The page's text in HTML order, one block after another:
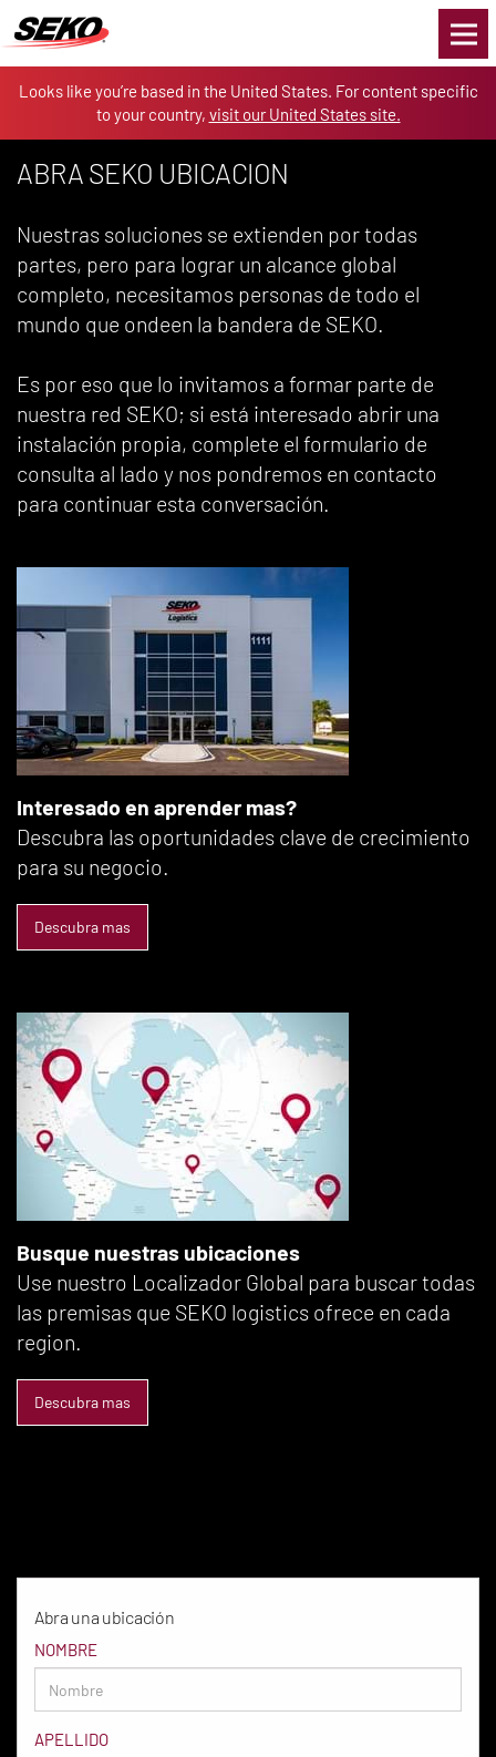
Looks like you’re based in the United States. For content specific
to your country, visit our United States site.
ABRA SEKO UBICACION
Nuestras soluciones se extienden por todas
partes, pero para lograr un alcance global
completo, necesitamos personas de todo el
mundo que ondeen la bandera de SEKO.
Es por eso que lo invitamos a formar parte de
nuestra red SEKO; si está interesado abrir una
instalación propia, complete el formulario de
consulta al lado y nos pondremos en contacto
para continuar esta conversación.
Interesado en aprender mas?
Descubra las oportunidades clave de crecimiento
para su negocio.
Descubra mas
Busque nuestras ubicaciones
Use nuestro Localizador Global para buscar todas
las premisas que SEKO logistics ofrece en cada
region.
Descubra mas
Abra una ubicación
NOMBRE
APELLIDO